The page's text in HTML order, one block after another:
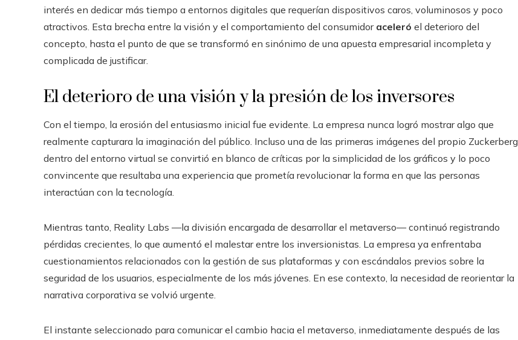
interés en dedicar más tiempo a entornos digitales que requerían dispositivos caros, voluminosos y poco
atractivos. Esta brecha entre la visión y el comportamiento del consumidor aceleró el deterioro del
concepto, hasta el punto de que se transformó en sinónimo de una apuesta empresarial incompleta y
complicada de justificar.
El deterioro de una visión y la presión de los inversores
Con el tiempo, la erosión del entusiasmo inicial fue evidente. La empresa nunca logró mostrar algo que
realmente capturara la imaginación del público. Incluso una de las primeras imágenes del propio Zuckerberg
dentro del entorno virtual se convirtió en blanco de críticas por la simplicidad de los gráficos y lo poco
convincente que resultaba una experiencia que prometía revolucionar la forma en que las personas
interactúan con la tecnología.
Mientras tanto, Reality Labs —la división encargada de desarrollar el metaverso— continuó registrando
pérdidas crecientes, lo que aumentó el malestar entre los inversionistas. La empresa ya enfrentaba
cuestionamientos relacionados con la gestión de sus plataformas y con escándalos previos sobre la
seguridad de los usuarios, especialmente de los más jóvenes. En ese contexto, la necesidad de reorientar la
narrativa corporativa se volvió urgente.
El instante seleccionado para comunicar el cambio hacia el metaverso, inmediatamente después de las